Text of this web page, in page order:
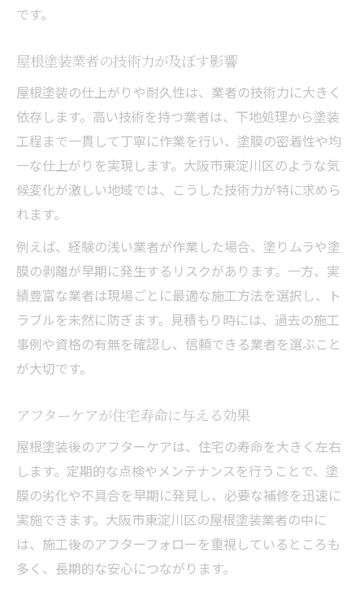
です。
屋根塗装業者の技術力が及ぼす影響
屋根塗装の仕上がりや耐久性は、業者の技術力に大きく
依存します。高い技術を持つ業者は、下地処理から塗装
工程まで一貫して丁寧に作業を行い、塗膜の密着性や均
一な仕上がりを実現します。大阪市東淀川区のような気
候変化が激しい地域では、こうした技術力が特に求めら
れます。
例えば、経験の浅い業者が作業した場合、塗りムラや塗
膜の剥離が早期に発生するリスクがあります。一方、実
績豊富な業者は現場ごとに最適な施工方法を選択し、ト
ラブルを未然に防ぎます。見積もり時には、過去の施工
事例や資格の有無を確認し、信頼できる業者を選ぶこと
が大切です。
アフターケアが住宅寿命に与える効果
屋根塗装後のアフターケアは、住宅の寿命を大きく左右
します。定期的な点検やメンテナンスを行うことで、塗
膜の劣化や不具合を早期に発見し、必要な補修を迅速に
実施できます。大阪市東淀川区の屋根塗装業者の中に
は、施工後のアフターフォローを重視しているところも
多く、長期的な安心につながります。